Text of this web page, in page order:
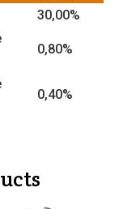
30,00%
0,80%
0,40%